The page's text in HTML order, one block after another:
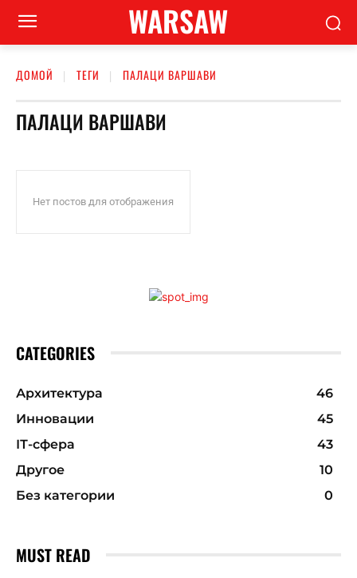
WARSAW
ДОМОЙ ТЕГИ ПАЛАЦИ ВАРШАВИ
ПАЛАЦИ ВАРШАВИ
Нет постов для отображения
CATEGORIES
Архитектура
46
Инновации
45
ІТ-сфера
43
Другое
10
Без категории
0
MUST READ